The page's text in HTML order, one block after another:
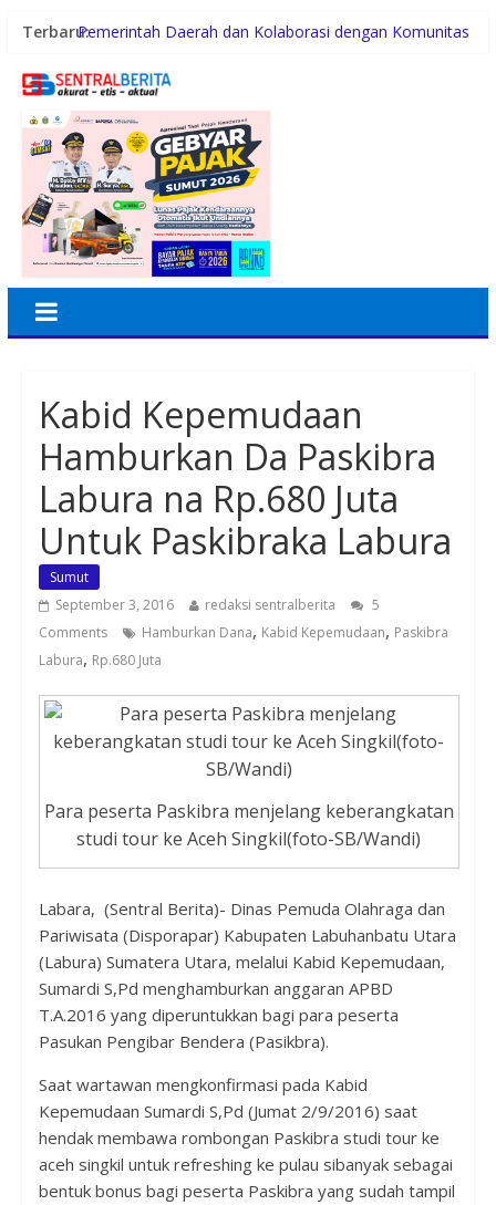
Terbaru:Pemerintah Daerah dan Kolaborasi dengan Komunitas
Pencurian Rumah Kosong
Turunkan Kemiskinan dan Pengangguran
Kunker ke Tapteng, Kapolda Sumut Letakkan Batu
Pertama Pembangunan Rusun Polres Tapanuli Tengah
Konsumsi Sabu di Kabin Truk, Supir Tangki Asal Aceh
Diamankan Sat Intelkam Polres Sergai
Kabid Kepemudaan
Hamburkan Da Paskibra
Labura na Rp.680 Juta
Untuk Paskibraka Labura
Sumut
September 3, 2016
redaksi sentralberita
5
Comments
Hamburkan Dana, Kabid Kepemudaan, Paskibra
Labura, Rp.680 Juta
Para peserta Paskibra menjelang keberangkatan
studi tour ke Aceh Singkil(foto-SB/Wandi)
Labara, (Sentral Berita)- Dinas Pemuda Olahraga dan
Pariwisata (Disporapar) Kabupaten Labuhanbatu Utara
(Labura) Sumatera Utara, melalui Kabid Kepemudaan,
Sumardi S,Pd menghamburkan anggaran APBD
T.A.2016 yang diperuntukkan bagi para peserta
Pasukan Pengibar Bendera (Pasikbra).
Saat wartawan mengkonfirmasi pada Kabid
Kepemudaan Sumardi S,Pd (Jumat 2/9/2016) saat
hendak membawa rombongan Paskibra studi tour ke
aceh singkil untuk refreshing ke pulau sibanyak sebagai
bentuk bonus bagi peserta Paskibra yang sudah tampil